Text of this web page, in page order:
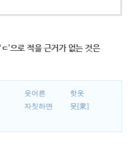
’으로 적을 근거가 없는 것은
웃어른
핫옷
자칫하면
뭇[衆]